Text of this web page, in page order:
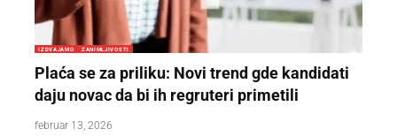
IZDVAJAMO ZANIMLJIVOSTI
Plaća se za priliku: Novi trend gde kandidati
daju novac da bi ih regruteri primetili
februar 13, 2026